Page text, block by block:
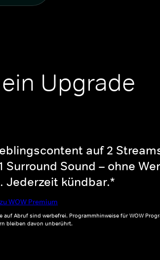
Upgrade
auf 2
Surround Sound – ohne
Jederzeit kündbar.*
WOW Premium
auf Abruf sind werbefrei. Programmhinweise für WOW
bleiben davon unberührt.